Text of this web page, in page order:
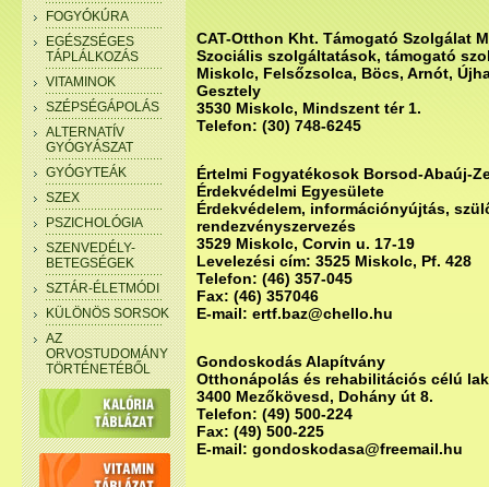
FOGYÓKÚRA
EGÉSZSÉGES
TÁPLÁLKOZÁS
VITAMINOK
SZÉPSÉGÁPOLÁS
ALTERNATÍV
GYÓGYÁSZAT
GYÓGYTEÁK
SZEX
PSZICHOLÓGIA
SZENVEDÉLY-
BETEGSÉGEK
SZTÁR-ÉLETMÓDI
KÜLÖNÖS SORSOK
AZ
ORVOSTUDOMÁNY
TÖRTÉNETÉBŐL
CAT-Otthon Kht. Támogató Szolgálat
Szociális szolgáltatások, támogató
Miskolc, Felsőzsolca, Böcs, Arnót,
Gesztely
3530 Miskolc, Mindszent tér 1.
Telefon: (30) 748-6245
Értelmi Fogyatékosok Borsod-Abaúj-
Érdekvédelmi Egyesülete
Érdekvédelem, információnyújtás,
rendezvényszervezés
3529 Miskolc, Corvin u. 17-19
Levelezési cím: 3525 Miskolc, Pf. 428
Telefon: (46) 357-045
Fax: (46) 357046
E-mail: ertf.baz@chello.hu
Gondoskodás Alapítvány
Otthonápolás és rehabilitációs célú
3400 Mezőkövesd, Dohány út 8.
Telefon: (49) 500-224
Fax: (49) 500-225
E-mail: gondoskodasa@freemail.hu